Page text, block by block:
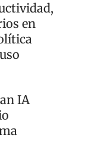
en
IA